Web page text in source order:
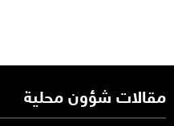
مقالات شؤون محلية